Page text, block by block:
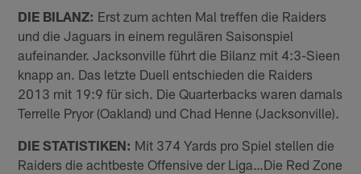
DIE BILANZ: Erst zum achten Mal treffen die Raiders
und die Jaguars in einem regulären Saisonspiel
aufeinander. Jacksonville führt die Bilanz mit 4:3-Sieen
knapp an. Das letzte Duell entschieden die Raiders
2013 mit 19:9 für sich. Die Quarterbacks waren damals
Terrelle Pryor (Oakland) und Chad Henne (Jacksonville).
DIE STATISTIKEN: Mit 374 Yards pro Spiel stellen die
Raiders die achtbeste Offensive der Liga…Die Red Zone